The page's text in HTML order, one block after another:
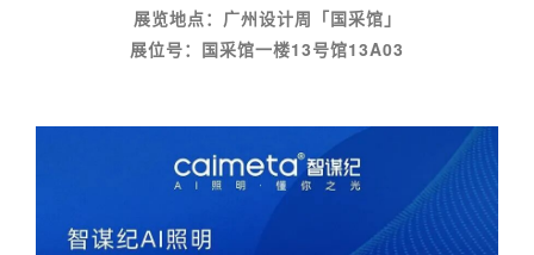
展览地点：广州设计周「国采馆」
展位号：国采馆一楼13号馆13A03